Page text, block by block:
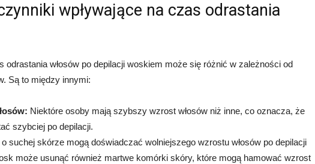
wpływające na czas odrastania
odrastania włosów po depilacji woskiem może się różnić w zależności od
Są to między innymi:
Niektóre osoby mają szybszy wzrost włosów niż inne, co oznacza, że
szybciej po depilacji.
suchej skórze mogą doświadczać wolniejszego wzrostu włosów po depilacji
może usunąć również martwe komórki skóry, które mogą hamować wzrost